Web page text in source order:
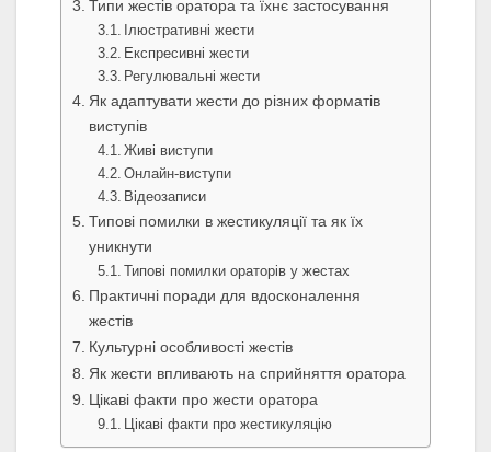
Типи жестів оратора та їхнє застосування
Ілюстративні жести
Експресивні жести
Регулювальні жести
Як адаптувати жести до різних форматів
виступів
Живі виступи
Онлайн-виступи
Відеозаписи
Типові помилки в жестикуляції та як їх
уникнути
Типові помилки ораторів у жестах
Практичні поради для вдосконалення
жестів
Культурні особливості жестів
Як жести впливають на сприйняття оратора
Цікаві факти про жести оратора
Цікаві факти про жестикуляцію